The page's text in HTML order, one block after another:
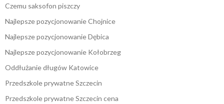
Czemu saksofon piszczy
Najlepsze pozycjonowanie Chojnice
Najlepsze pozycjonowanie Dębica
Najlepsze pozycjonowanie Kołobrzeg
Oddłużanie długów Katowice
Przedszkole prywatne Szczecin
Przedszkole prywatne Szczecin cena